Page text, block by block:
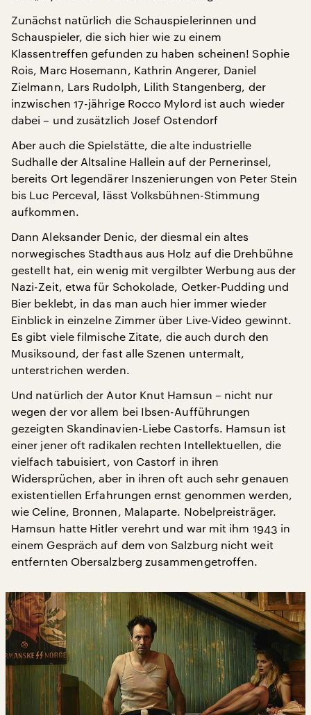
Zunächst natürlich die Schauspielerinnen und
Schauspieler, die sich hier wie zu einem
Klassentreffen gefunden zu haben scheinen! Sophie
Rois, Marc Hosemann, Kathrin Angerer, Daniel
Zielmann, Lars Rudolph, Lilith Stangenberg, der
inzwischen 17-jährige Rocco Mylord ist auch wieder
dabei – und zusätzlich Josef Ostendorf
Aber auch die Spielstätte, die alte industrielle
Sudhalle der Altsaline Hallein auf der Pernerinsel,
bereits Ort legendärer Inszenierungen von Peter Stein
bis Luc Perceval, lässt Volksbühnen-Stimmung
aufkommen.
Dann Aleksander Denic, der diesmal ein altes
norwegisches Stadthaus aus Holz auf die Drehbühne
gestellt hat, ein wenig mit vergilbter Werbung aus der
Nazi-Zeit, etwa für Schokolade, Oetker-Pudding und
Bier beklebt, in das man auch hier immer wieder
Einblick in einzelne Zimmer über Live-Video gewinnt.
Es gibt viele filmische Zitate, die auch durch den
Musiksound, der fast alle Szenen untermalt,
unterstrichen werden.
Und natürlich der Autor Knut Hamsun – nicht nur
wegen der vor allem bei Ibsen-Aufführungen
gezeigten Skandinavien-Liebe Castorfs. Hamsun ist
einer jener oft radikalen rechten Intellektuellen, die
vielfach tabuisiert, von Castorf in ihren
Widersprüchen, aber in ihren oft auch sehr genauen
existentiellen Erfahrungen ernst genommen werden,
wie Celine, Bronnen, Malaparte. Nobelpreisträger.
Hamsun hatte Hitler verehrt und war mit ihm 1943 in
einem Gespräch auf dem von Salzburg nicht weit
entfernten Obersalzberg zusammengetroffen.